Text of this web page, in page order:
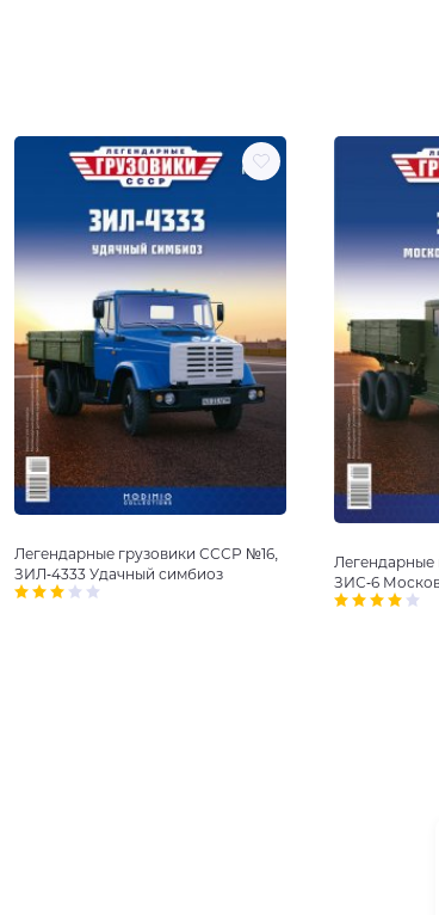
Легендарные грузовики СССР №16,
ЗИЛ-4333 Удачный симбиоз
Легендарные
ЗИС-6